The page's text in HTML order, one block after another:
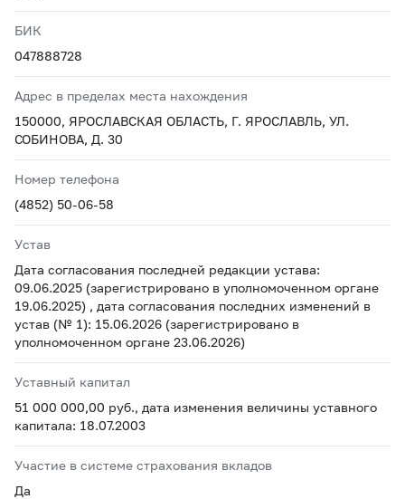
БИК
047888728
Адрес в пределах места нахождения
150000, ЯРОСЛАВСКАЯ ОБЛАСТЬ, Г. ЯРОСЛАВЛЬ, УЛ.
СОБИНОВА, Д. 30
Номер телефона
(4852) 50-06-58
Устав
Дата согласования последней редакции устава:
09.06.2025 (зарегистрировано в уполномоченном органе
19.06.2025) , дата согласования последних изменений в
устав (№ 1): 15.06.2026 (зарегистрировано в
уполномоченном органе 23.06.2026)
Уставный капитал
51 000 000,00 руб., дата изменения величины уставного
капитала: 18.07.2003
Участие в системе страхования вкладов
Да